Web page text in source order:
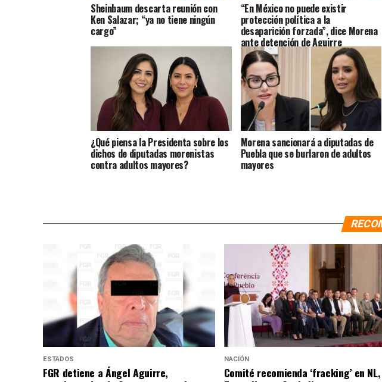
Sheinbaum descarta reunión con
Ken Salazar; “ya no tiene ningún
cargo”
“En México no puede existir
protección política a la
desaparición forzada”, dice Morena
ante detención de Aguirre
¿Qué piensa la Presidenta sobre los
dichos de diputadas morenistas
contra adultos mayores?
Morena sancionará a diputadas de
Puebla que se burlaron de adultos
mayores
ESTADOS
FGR detiene a Ángel Aguirre,
NACIÓN
Comité recomienda ‘fracking’ en NL,